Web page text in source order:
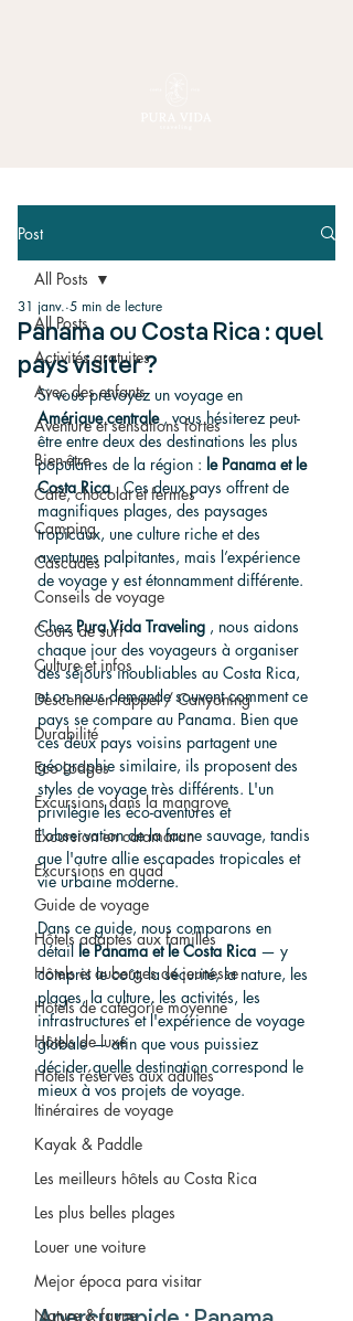
Post
All Posts
Activités gratuites
Avec des enfants
Aventure et sensations fortes
Bien-être
Café, chocolat et fermes
Camping
Cascades
Conseils de voyage
Cours de surf
Culture et infos
Descente en rappel / Canyoning
Durabilité
Eco Lodges
Excursions dans la mangrove
Excursion en catamaran
Excursions en quad
Guide de voyage
Hôtels adaptés aux familles
Hôtels et auberges de jeunesse
Hôtels de catégorie moyenne
Hôtels de luxe
Hôtels réservés aux adultes
Itinéraires de voyage
Kayak & Paddle
Les meilleurs hôtels au Costa Rica
Les plus belles plages
Louer une voiture
Mejor época para visitar
Nature & faune
All Posts
Panama ou Costa Rica : quel
pays visiter ?
31 janv. 5 min de lecture
Si vous prévoyez un voyage en
Amérique centrale , vous hésiterez peut-
être entre deux des destinations les plus
populaires de la région : le Panama et le
Costa Rica . Ces deux pays offrent de
magnifiques plages, des paysages
tropicaux, une culture riche et des
aventures palpitantes, mais l’expérience
de voyage y est étonnamment différente.
Chez Pura Vida Traveling , nous aidons
chaque jour des voyageurs à organiser
des séjours inoubliables au Costa Rica,
et on nous demande souvent comment ce
pays se compare au Panama. Bien que
ces deux pays voisins partagent une
géographie similaire, ils proposent des
styles de voyage très différents. L'un
privilégie les éco-aventures et
l'observation de la faune sauvage, tandis
que l'autre allie escapades tropicales et
vie urbaine moderne.
Dans ce guide, nous comparons en
détail le Panama et le Costa Rica — y
compris le coût, la sécurité, la nature, les
plages, la culture, les activités, les
infrastructures et l'expérience de voyage
globale — afin que vous puissiez
décider quelle destination correspond le
mieux à vos projets de voyage.